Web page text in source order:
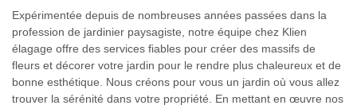
Expérimentée depuis de nombreuses années passées dans la
profession de jardinier paysagiste, notre équipe chez Klien
élagage offre des services fiables pour créer des massifs de
fleurs et décorer votre jardin pour le rendre plus chaleureux et de
bonne esthétique. Nous créons pour vous un jardin où vous allez
trouver la sérénité dans votre propriété. En mettant en œuvre nos